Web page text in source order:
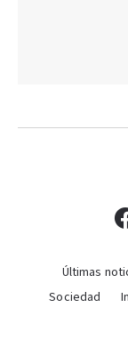
Últimas
Sociedad